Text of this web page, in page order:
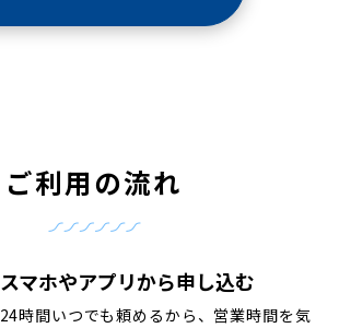
ご利用の流れ
スマホやアプリから申し込む
24時間いつでも頼めるから、営業時間を気